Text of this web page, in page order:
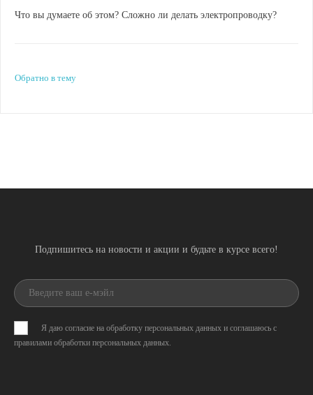
Что вы думаете об этом? Сложно ли делать электропроводку?
Обратно в тему
Подпишитесь на новости и акции и будьте в курсе всего!
Я даю согласие на обработку персональных данных и соглашаюсь с
правилами обработки персональных данных